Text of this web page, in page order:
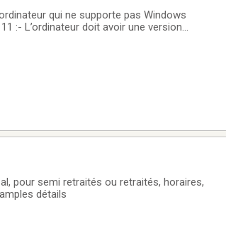
qui ne supporte pas Windows
:- L’ordinateur doit avoir une version
horaires,
détails